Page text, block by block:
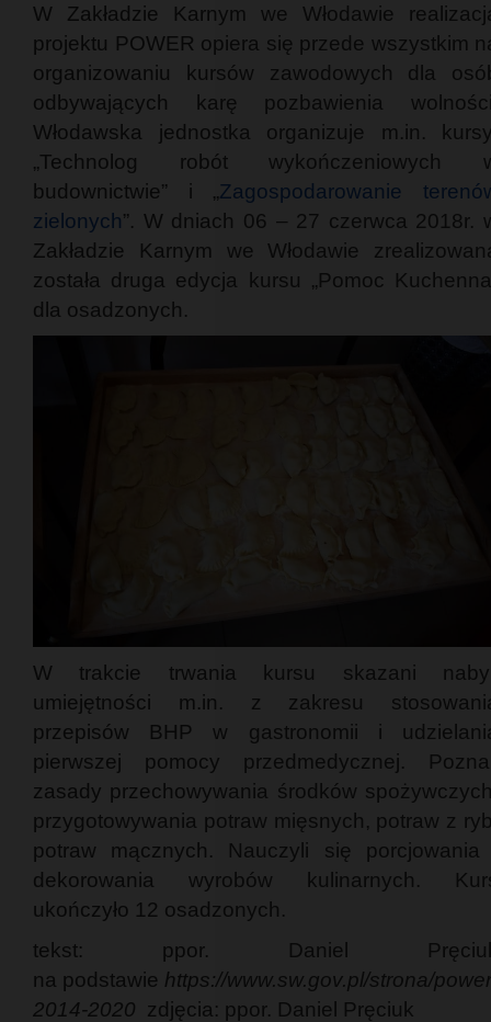
W Zakładzie Karnym we Włodawie
projektu POWER opiera się przede wszystkim
organizowaniu kursów zawodowych dla
odbywających karę pozbawienia
Włodawska jednostka organizuje m.in.
„Technolog robót wykończeniowych
budownictwie” i „Zagospodarowanie
zielonych”. W dniach 06 – 27 czerwca 2018r.
Zakładzie Karnym we Włodawie
została druga edycja kursu „Pomoc
dla osadzonych.
W trakcie trwania kursu skazani
umiejętności m.in. z zakresu
przepisów BHP w gastronomii i
pierwszej pomocy przedmedycznej.
zasady przechowywania środków
przygotowywania potraw mięsnych, potraw z
potraw mącznych. Nauczyli się porcjowania
dekorowania wyrobów kulinarnych.
ukończyło 12 osadzonych.
tekst: ppor. Daniel
na podstawie https://www.sw.gov.pl/strona/
2014-2020 zdjęcia: ppor. Daniel Pręciuk